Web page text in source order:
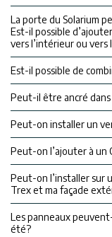
La porte du Solarium
Est-il possible
vers l’intérieur ou vers
Est-il possible de
Peut-il être ancré
Peut-on installer un
Peut-on l’ajouter à un
Peut-on l’installer sur
Trex et ma façade
Les panneaux
été?